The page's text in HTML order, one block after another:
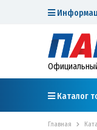
Каталог
Главная